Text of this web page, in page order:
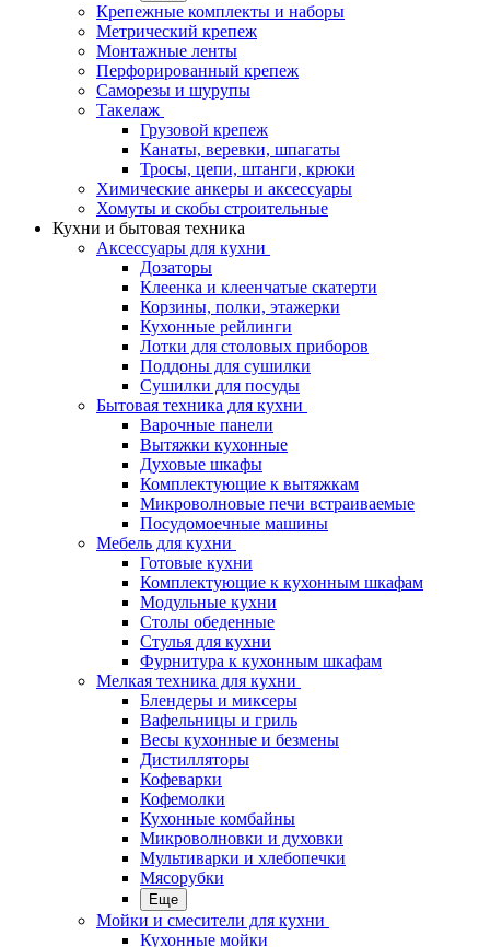
Крепежные комплекты и наборы
Метрический крепеж
Монтажные ленты
Перфорированный крепеж
Саморезы и шурупы
Такелаж
Грузовой крепеж
Канаты, веревки, шпагаты
Тросы, цепи, штанги, крюки
Химические анкеры и аксессуары
Хомуты и скобы строительные
Кухни и бытовая техника
Аксессуары для кухни
Дозаторы
Клеенка и клеенчатые скатерти
Корзины, полки, этажерки
Кухонные рейлинги
Лотки для столовых приборов
Поддоны для сушилки
Сушилки для посуды
Бытовая техника для кухни
Варочные панели
Вытяжки кухонные
Духовые шкафы
Комплектующие к вытяжкам
Микроволновые печи встраиваемые
Посудомоечные машины
Мебель для кухни
Готовые кухни
Комплектующие к кухонным шкафам
Модульные кухни
Столы обеденные
Стулья для кухни
Фурнитура к кухонным шкафам
Мелкая техника для кухни
Блендеры и миксеры
Вафельницы и гриль
Весы кухонные и безмены
Дистилляторы
Кофеварки
Кофемолки
Кухонные комбайны
Микроволновки и духовки
Мультиварки и хлебопечки
Мясорубки
Еще
Мойки и смесители для кухни
Кухонные мойки